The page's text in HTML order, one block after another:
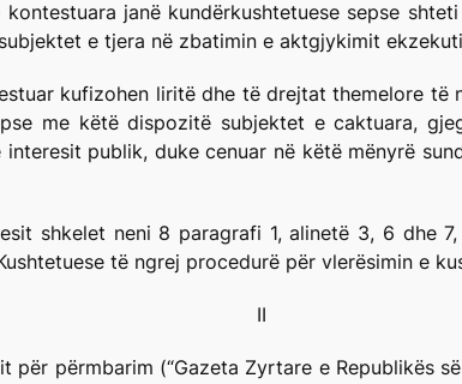
janë kundërkushtetuese sepse
e tjera në zbatimin e aktgjykimit
kufizohen liritë dhe të drejtat themelore
me këtë dispozitë subjektet e caktuara,
publik, duke cenuar në këtë mënyrë
shkelet neni 8 paragrafi 1, alinetë 3, 6 dhe
të ngrej procedurë për vlerësimin e
II
përmbarim (“Gazeta Zyrtare e Republikës